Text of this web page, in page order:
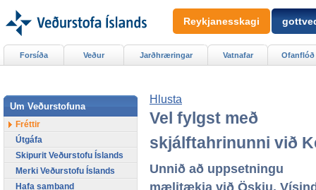
Hlusta
Vel fylgst með
skjálftahrinunni við
Unnið að uppsetningu
Forsíða Veður Jarðhræringar Vatnafar Ofanflóð
Um Veðurstofuna
Fréttir
Útgáfa
Skipurit Veðurstofu Íslands
Merki Veðurstofu Íslands
Hafa samband
Reykjanesskagi